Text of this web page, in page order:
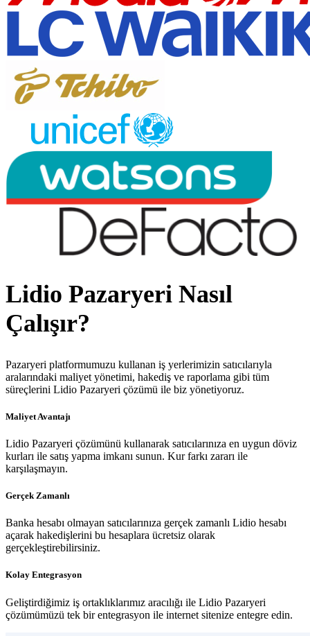
Lidio Pazaryeri Nasıl
Çalışır?
Pazaryeri platformumuzu kullanan iş yerlerimizin satıcılarıyla
aralarındaki maliyet yönetimi, hakediş ve raporlama gibi tüm
süreçlerini Lidio Pazaryeri çözümü ile biz yönetiyoruz.
Maliyet Avantajı
Lidio Pazaryeri çözümünü kullanarak satıcılarınıza en uygun döviz
kurları ile satış yapma imkanı sunun. Kur farkı zararı ile
karşılaşmayın.
Gerçek Zamanlı
Banka hesabı olmayan satıcılarınıza gerçek zamanlı Lidio hesabı
açarak hakedişlerini bu hesaplara ücretsiz olarak
gerçekleştirebilirsiniz.
Kolay Entegrasyon
Geliştirdiğimiz iş ortaklıklarımız aracılığı ile Lidio Pazaryeri
çözümümüzü tek bir entegrasyon ile internet sitenize entegre edin.